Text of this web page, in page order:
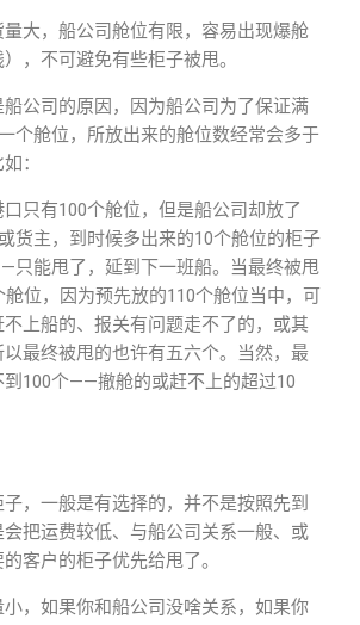
大，船公司舱位有限，容易出现爆舱
），不可避免有些柜子被甩。
公司的原因，因为船公司为了保证满
个舱位，所放出来的舱位数经常会多于
：
只有100个舱位，但是船公司却放了
货主，到时候多出来的10个舱位的柜子
只能甩了，延到下一班船。当最终被甩
舱位，因为预先放的110个舱位当中，可
上船的、报关有问题走不了的，或其
最终被甩的也许有五六个。当然，最
100个——撤舱的或赶不上的超过10
，一般是有选择的，并不是按照先到
把运费较低、与船公司关系一般、或
客户的柜子优先给甩了。
，如果你和船公司没啥关系，如果你